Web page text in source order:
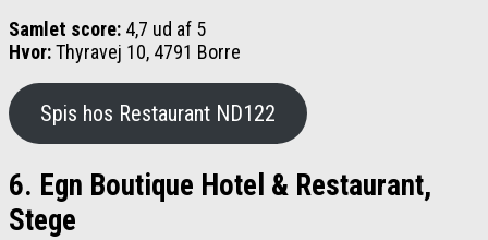
Samlet score: 4,7 ud af 5
Hvor:Thyravej 10, 4791 Borre
Spis hos Restaurant ND122
6. Egn Boutique Hotel & Restaurant,
Stege